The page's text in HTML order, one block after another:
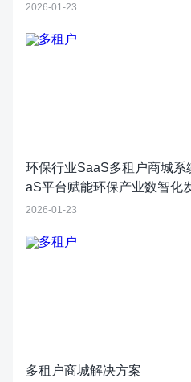
2026-01-23
环保行业SaaS多租户商城
aS平台赋能环保产业数智化
2026-01-23
多租户商城解决方案